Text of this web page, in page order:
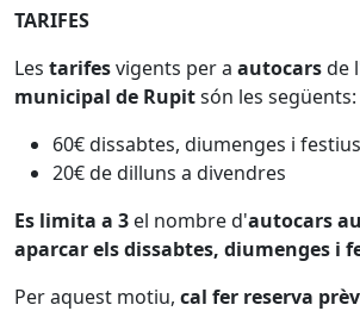
TARIFES
Les tarifesvigents per a autocarsde
municipal de Rupitsón les següents:
60€ dissabtes, diumenges i festius
20€ de dilluns a divendres
Es limita a 3 el nombre d'autocars
aparcar els dissabtes, diumenges i
Per aquest motiu, cal fer reserva